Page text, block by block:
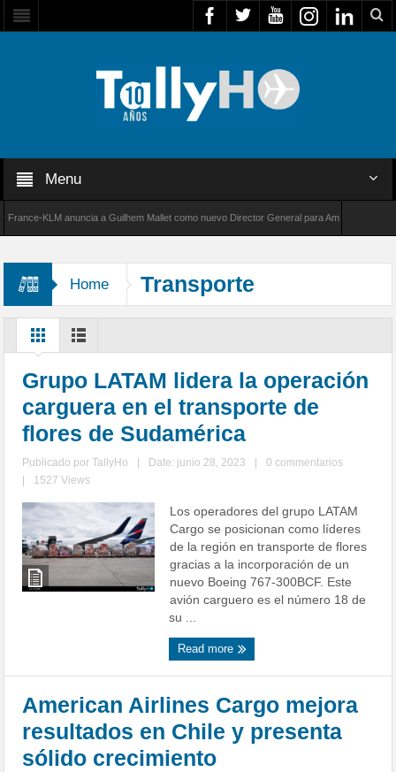
Menu
KLM anuncia a Guilhem Mallet como nuevo Director General para América Latina
Home Transporte
Grupo LATAM lidera la operación
carguera en el transporte de
flores de Sudamérica
Publicado porTallyHo Date: junio 28, 2023
0 commentarios
1527 Views
Los operadores del grupo LATAM
Cargo se posicionan como líderes
de la región en transporte de flores
gracias a la incorporación de un
nuevo Boeing 767-300BCF. Este
avión carguero es el número 18 de
su ...
Read more
American Airlines Cargo mejora
resultados en Chile y presenta
sólido crecimiento